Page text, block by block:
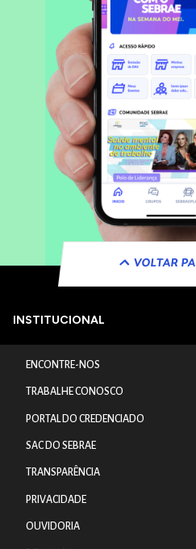
VOLTAR
INSTITUCIONAL
ENCONTRE-NOS
TRABALHE CONOSCO
PORTAL DO CREDENCIADO
SAC DO SEBRAE
TRANSPARÊNCIA
PRIVACIDADE
OUVIDORIA